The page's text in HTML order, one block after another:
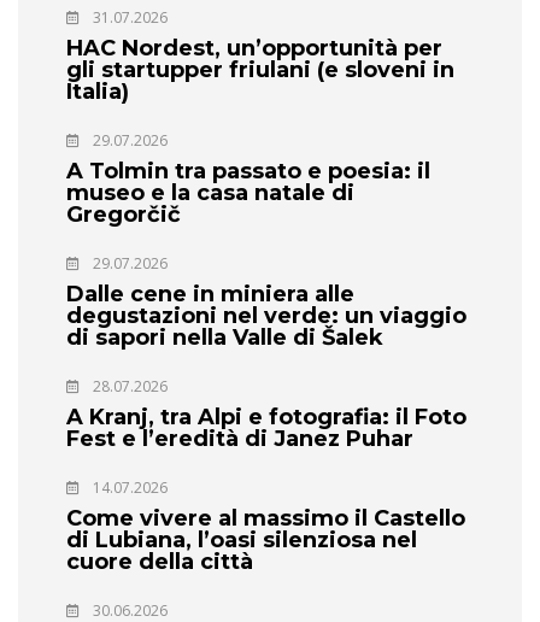
31.07.2026
HAC Nordest, un’opportunità per
gli startupper friulani (e sloveni in
Italia)
29.07.2026
A Tolmin tra passato e poesia: il
museo e la casa natale di
Gregorčič
29.07.2026
Dalle cene in miniera alle
degustazioni nel verde: un viaggio
di sapori nella Valle di Šalek
28.07.2026
A Kranj, tra Alpi e fotografia: il Foto
Fest e l’eredità di Janez Puhar
14.07.2026
Come vivere al massimo il Castello
di Lubiana, l’oasi silenziosa nel
cuore della città
30.06.2026